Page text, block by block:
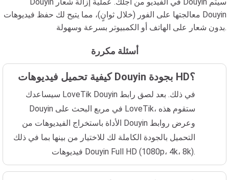
معالجتها على الفور (خلال ثوانٍ)، مما يتيح لك حفظ فيديوهات Douyin
بدون شعار على الهاتف أو الكمبيوتر بسرعة وسهولة.
أسئلة مكررة
كيفية تحميل فيديوهات Douyin بجودة HD؟
سيساعدك LoveTik Douyin في ذلك. بعد لصق رابط
Douyin في مربع البحث على LoveTik، ستقوم هذه
الأداة باستخراج الفيديوهات من Douyin وعرض روابط
التحميل بالجودة الكاملة لك للاختيار من بينها بما في ذلك
فيديوهات Douyin Full HD (1080p، 4k، 8k).